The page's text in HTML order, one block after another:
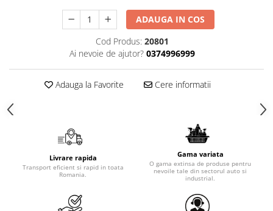
ADAUGA IN COS
Cod Produs: 20801
Ai nevoie de ajutor? 0374996999
Adauga la Favorite Cere informatii
Livrare rapida
Transport eficient si rapid in toata
Romania.
Gama variata
O gama extinsa de produse pentru
nevoile tale din sectorul auto si
industrial.